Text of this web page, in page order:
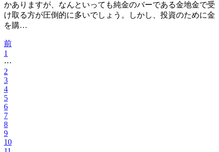
かありますが、なんといっても純金のバーである金地金で受
け取る方が圧倒的に多いでしょう。しかし、投資のために金
を購…
前
1
⋯
2
3
4
5
6
7
8
9
10